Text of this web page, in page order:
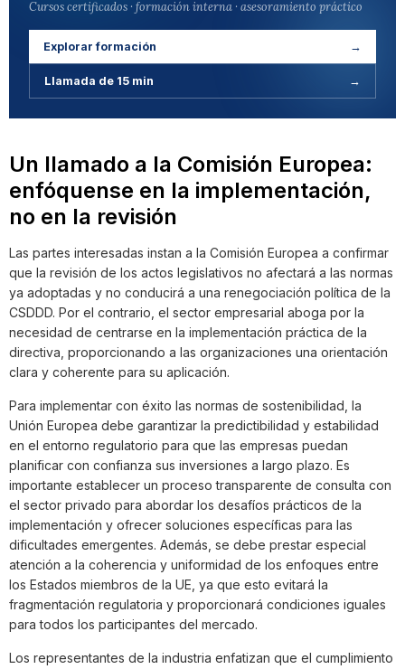
Cursos certificados · formación interna · asesoramiento práctico
Explorar formación →
Llamada de 15 min →
Un llamado a la Comisión Europea:
enfóquense en la implementación,
no en la revisión
Las partes interesadas instan a la Comisión Europea a confirmar
que la revisión de los actos legislativos no afectará a las normas
ya adoptadas y no conducirá a una renegociación política de la
CSDDD. Por el contrario, el sector empresarial aboga por la
necesidad de centrarse en la implementación práctica de la
directiva, proporcionando a las organizaciones una orientación
clara y coherente para su aplicación.
Para implementar con éxito las normas de sostenibilidad, la
Unión Europea debe garantizar la predictibilidad y estabilidad
en el entorno regulatorio para que las empresas puedan
planificar con confianza sus inversiones a largo plazo. Es
importante establecer un proceso transparente de consulta con
el sector privado para abordar los desafíos prácticos de la
implementación y ofrecer soluciones específicas para las
dificultades emergentes. Además, se debe prestar especial
atención a la coherencia y uniformidad de los enfoques entre
los Estados miembros de la UE, ya que esto evitará la
fragmentación regulatoria y proporcionará condiciones iguales
para todos los participantes del mercado.
Los representantes de la industria enfatizan que el cumplimiento